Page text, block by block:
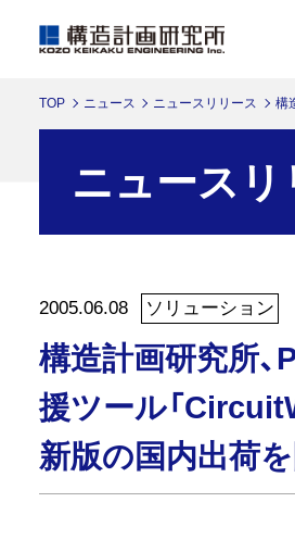
TOP ニュース ニュースリリース 構
ニュースリ
2005.06.08 ソリューション
構造計画研究所、
援ツール「
新版の国内出荷